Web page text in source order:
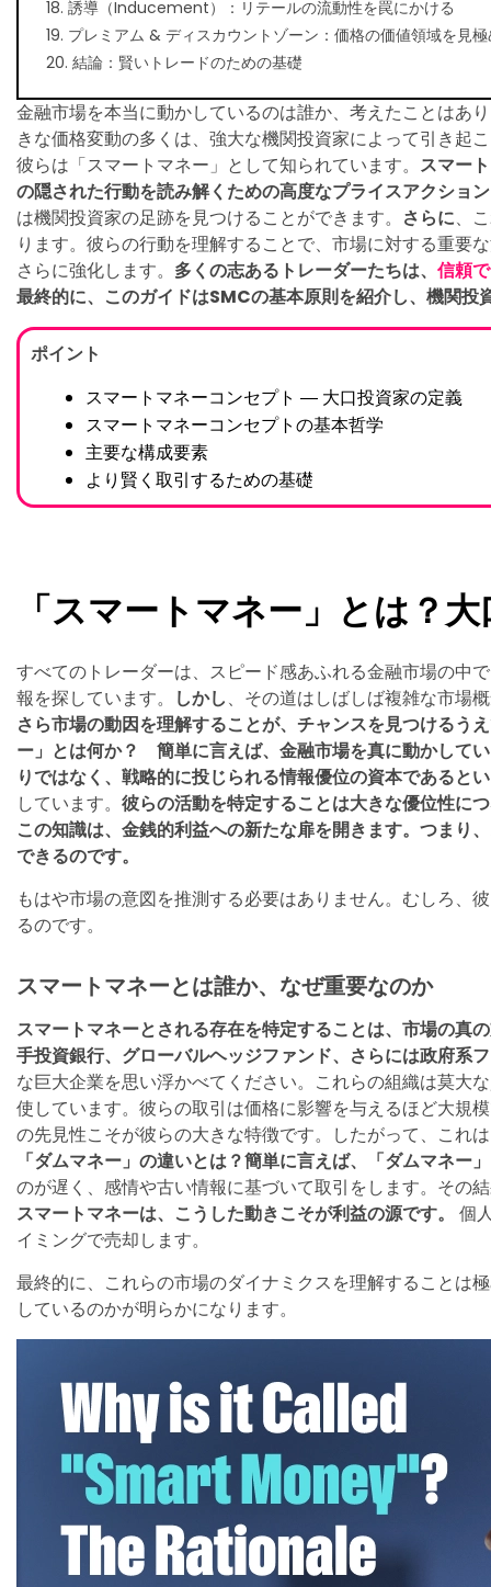
18. 誘導（Inducement）：リテールの流動性を罠にかける
19. プレミアム & ディスカウントゾーン：価格の価値領域を見
20. 結論：賢いトレードのための基礎
金融市場を本当に動かしているのは誰か、考えたことはあ
きな価格変動の多くは、強大な機関投資家によって引き起
彼らは「スマートマネー」として知られています。 スマー
の隠された行動を読み解くための高度なプライスアクショ
は機関投資家の足跡を見つけることができます。 さらに、
ります。彼らの行動を理解することで、市場に対する重要
さらに強化します。 多くの志あるトレーダーたちは、 信頼
最終的に、このガイドはSMCの基本原則を紹介し、機関投
ポイント
スマートマネーコンセプト ― 大口投資家の定義
スマートマネーコンセプトの基本哲学
主要な構成要素
より賢く取引するための基礎
「スマートマネー」とは？
すべてのトレーダーは、スピード感あふれる金融市場の中
報を探しています。
しかし、その道はしばしば複雑な市場
さら市場の動因を理解することが、チャンスを見つけるう
ー」とは何か？ 簡単に言えば、金融市場を真に動かして
りではなく、戦略的に投じられる情報優位の資本であると
しています。 彼らの活動を特定することは大きな優位性に
この知識は、金銭的利益への新たな扉を開きます。つまり
できるのです。
もはや市場の意図を推測する必要はありません。むしろ、
るのです。
スマートマネーとは誰か、なぜ重要なのか
スマートマネーとされる存在を特定することは、市場の真
手投資銀行、グローバルヘッジファンド、さらには政府系
な巨大企業を思い浮かべてください。これらの組織は莫大
使しています。彼らの取引は価格に影響を与えるほど大規
の先見性こそが彼らの大きな特徴です。したがって、これ
「ダムマネー」の違いとは？簡単に言えば、「ダムマネー
のが遅く、感情や古い情報に基づいて取引をします。その
スマートマネーは、こうした動きこそが利益の源です。
個
イミングで売却します。
最終的に、これらの市場のダイナミクスを理解することは
しているのかが明らかになります。